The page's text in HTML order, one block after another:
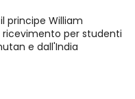
principe William
ricevimento per studenti
e dall'India